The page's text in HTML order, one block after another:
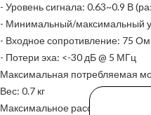
- Уровень сигнала: 0.63~0.9 В
- Минимальный/максимальный
- Входное сопротивление: 75 Ом
- Потери эха: <-30 дБ @ 5 МГц
Максимальная потребляемая
Вес: 0.7 кг
Максимальное расстояние